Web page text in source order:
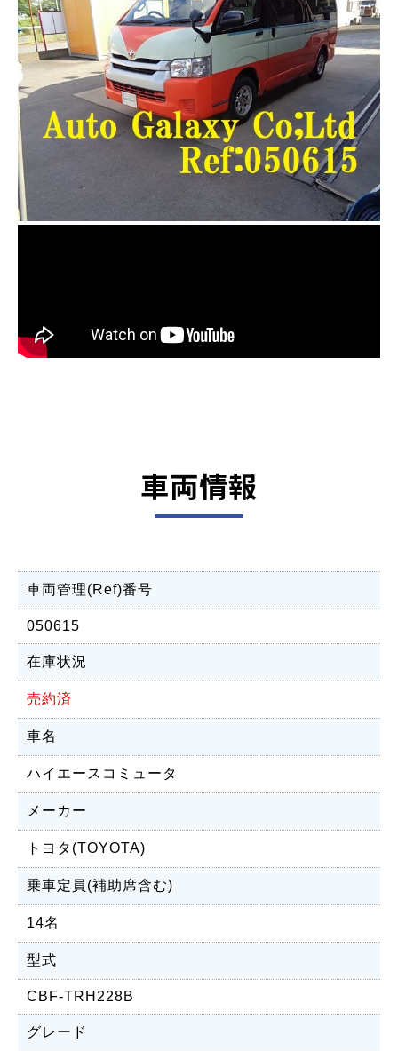
車両情報
車両管理(Ref)番号
050615
在庫状況
売約済
車名
ハイエースコミュータ
メーカー
トヨタ(TOYOTA)
乗車定員(補助席含む)
14名
型式
CBF-TRH228B
グレード